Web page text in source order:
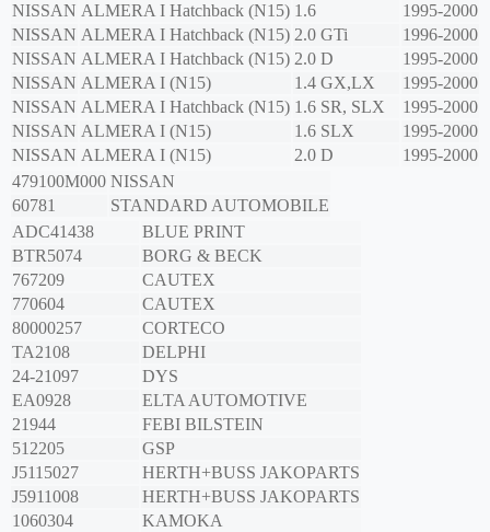
NISSAN ALMERA I Hatchback (N15) 1.6
1995-2000
NISSAN ALMERA I Hatchback (N15) 2.0 GTi
1996-2000
NISSAN ALMERA I Hatchback (N15) 2.0 D
1995-2000
NISSAN ALMERA I (N15) 1.4 GX,LX
1995-2000
NISSAN ALMERA I Hatchback (N15) 1.6 SR, SLX
1995-2000
NISSAN ALMERA I (N15) 1.6 SLX
1995-2000
NISSAN ALMERA I (N15) 2.0 D
1995-2000
479100M000 NISSAN
60781
STANDARD AUTOMOBILE
ADC41438
BLUE PRINT
BTR5074
BORG & BECK
767209
CAUTEX
770604
CAUTEX
80000257
CORTECO
TA2108
DELPHI
24-21097
DYS
EA0928
ELTA AUTOMOTIVE
21944
FEBI BILSTEIN
512205
GSP
J5115027
HERTH+BUSS JAKOPARTS
J5911008
HERTH+BUSS JAKOPARTS
1060304
KAMOKA